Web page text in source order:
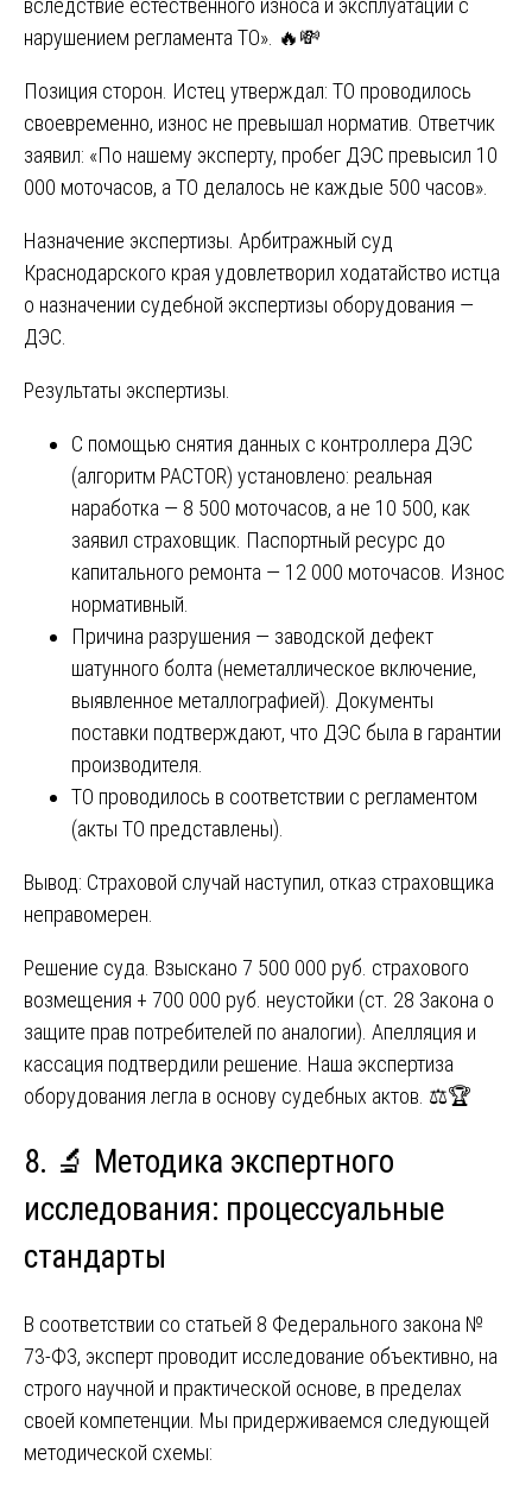
вследствие естественного износа и эксплуатации с
нарушением регламента ТО». 🔥💸
Позиция сторон. Истец утверждал: ТО проводилось
своевременно, износ не превышал норматив. Ответчик
заявил: «По нашему эксперту, пробег ДЭС превысил 10
000 моточасов, а ТО делалось не каждые 500 часов».
Назначение экспертизы. Арбитражный суд
Краснодарского края удовлетворил ходатайство истца
о назначении судебной экспертизы оборудования —
ДЭС.
Результаты экспертизы.
С помощью снятия данных с контроллера ДЭС
(алгоритм PACTOR) установлено: реальная
наработка — 8 500 моточасов, а не 10 500, как
заявил страховщик. Паспортный ресурс до
капитального ремонта — 12 000 моточасов. Износ
нормативный.
Причина разрушения — заводской дефект
шатунного болта (неметаллическое включение,
выявленное металлографией). Документы
поставки подтверждают, что ДЭС была в гарантии
производителя.
ТО проводилось в соответствии с регламентом
(акты ТО представлены).
Вывод: Страховой случай наступил, отказ страховщика
неправомерен.
Решение суда. Взыскано 7 500 000 руб. страхового
возмещения + 700 000 руб. неустойки (ст. 28 Закона о
защите прав потребителей по аналогии). Апелляция и
кассация подтвердили решение. Наша экспертиза
оборудования легла в основу судебных актов. ⚖️🏆
8. 🔬 Методика экспертного
исследования: процессуальные
стандарты
В соответствии со статьей 8 Федерального закона №
73-ФЗ, эксперт проводит исследование объективно, на
строго научной и практической основе, в пределах
своей компетенции. Мы придерживаемся следующей
методической схемы: